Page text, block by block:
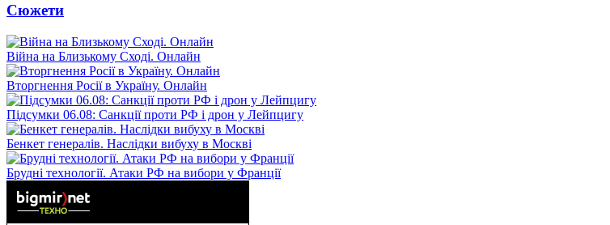
Сюжети
Війна на Близькому Сході. Онлайн
Вторгнення Росії в Україну. Онлайн
Підсумки 06.08: Санкції проти РФ і дрон у Лейпцигу
Бенкет генералів. Наслідки вибуху в Москві
Брудні технології. Атаки РФ на вибори у Франції